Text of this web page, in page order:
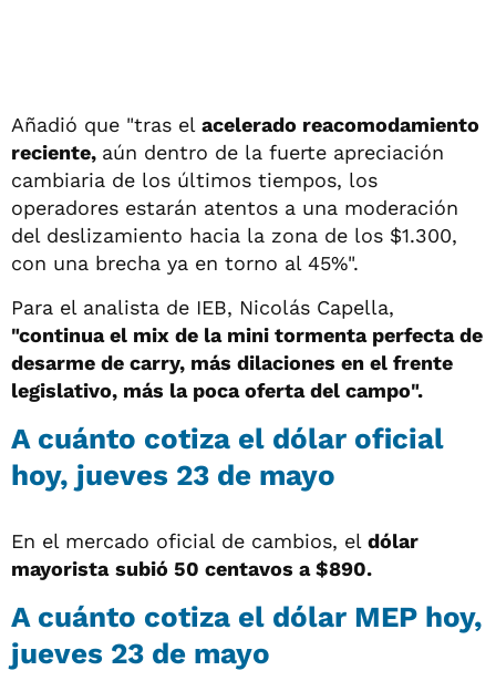
Añadió que "tras el acelerado reacomodamiento
reciente, aún dentro de la fuerte apreciación
cambiaria de los últimos tiempos, los
operadores estarán atentos a una moderación
del deslizamiento hacia la zona de los $1.300,
con una brecha ya en torno al 45%".
Para el analista de IEB, Nicolás Capella,
"continua el mix de la mini tormenta perfecta de
desarme de carry, más dilaciones en el frente
legislativo, más la poca oferta del campo".
A cuánto cotiza el dólar oficial
hoy, jueves 23 de mayo
En el mercado oficial de cambios, el dólar
mayorista subió 50 centavos a $890.
A cuánto cotiza el dólar MEP hoy,
jueves 23 de mayo